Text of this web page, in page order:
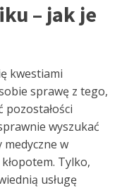
– jak je
kwestiami
sprawę z tego,
pozostałości
wyszukać
medyczne w
Tylko,
usługę